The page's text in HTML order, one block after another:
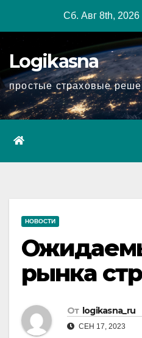
Сб. Авг 8th, 2026
Logikasna
простые страховые
НОВОСТИ
рынка
От logikasna_ru
СЕН 17, 2023